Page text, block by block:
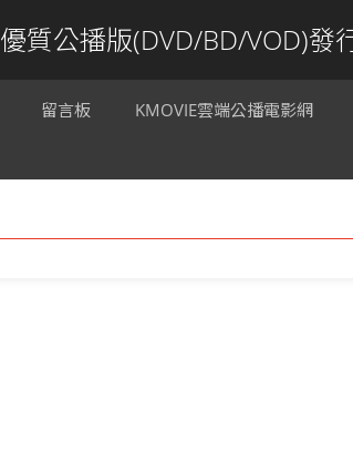
優質公播版(DVD/BD/VOD)發
留言板 KMOVIE雲端公播電影網